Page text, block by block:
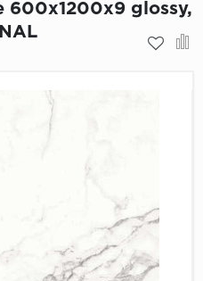
600х1200х9 glossy,